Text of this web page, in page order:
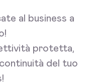
al business a
protetta,
del tuo